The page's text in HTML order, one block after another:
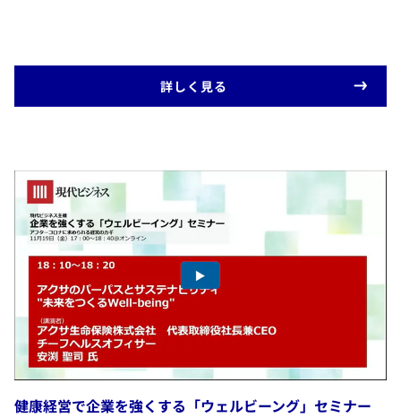
​詳しく見る
健康経営で企業を強くする「ウェルビーング」セミナー